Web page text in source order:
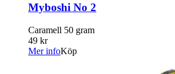
Myboshi No 2
Caramell 50 gram
49 kr
Mer infoKöp